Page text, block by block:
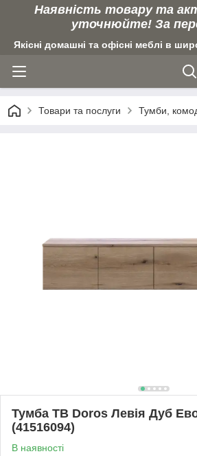
Наявність товару та
уточнюйте! За
Якісні домашні та офісні меблі в
Товари та послуги Тумби,
Тумба ТВ Doros Левія Дуб
(41516094)
В наявності